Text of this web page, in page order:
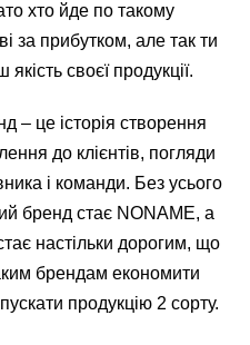
хто йде по такому
за прибутком, але так ти
своєї продукції.
– це історія створення
до клієнтів, погляди
і команди. Без усього
бренд стає NONAME, а
настільки дорогим, що
брендам економити
продукцію 2 сорту.